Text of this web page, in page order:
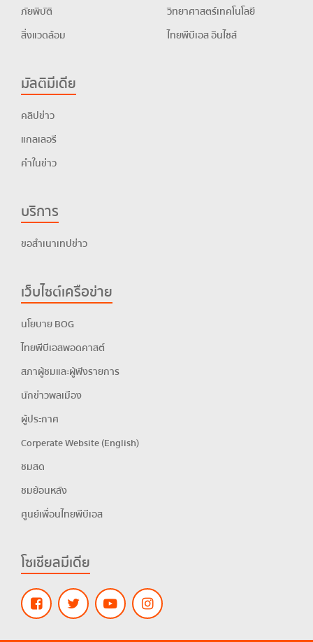
ภัยพิบัติ
สิ่งแวดล้อม
วิทยาศาสตร์เทคโนโลยี
ไทยพีบีเอส อินไซส์
มัลติมีเดีย
คลิปข่าว
แกลเลอรี
คำในข่าว
บริการ
ขอสำเนาเทปข่าว
เว็บไซต์เครือข่าย
นโยบาย BOG
ไทยพีบีเอสพอดคาสต์
สภาผู้ชมและผู้ฟังรายการ
นักข่าวพลเมือง
ผู้ประกาศ
Corperate Website (English)
ชมสด
ชมย้อนหลัง
ศูนย์เพื่อนไทยพีบีเอส
โซเชียลมีเดีย